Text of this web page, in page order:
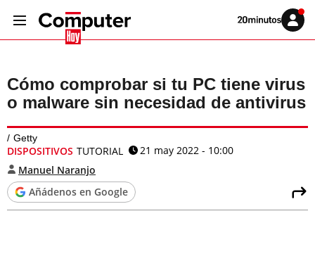
Volver
Iniciar
sesión
Cómo comprobar si tu PC tiene virus
o malware sin necesidad de antivirus
Getty
DISPOSITIVOS TUTORIAL
21 may 2022 - 10:00
Manuel Naranjo
Añádenos en Google